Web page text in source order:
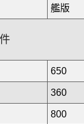
艦版
650
360
800